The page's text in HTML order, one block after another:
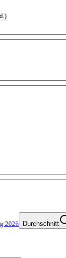
2026 Durchschnitt